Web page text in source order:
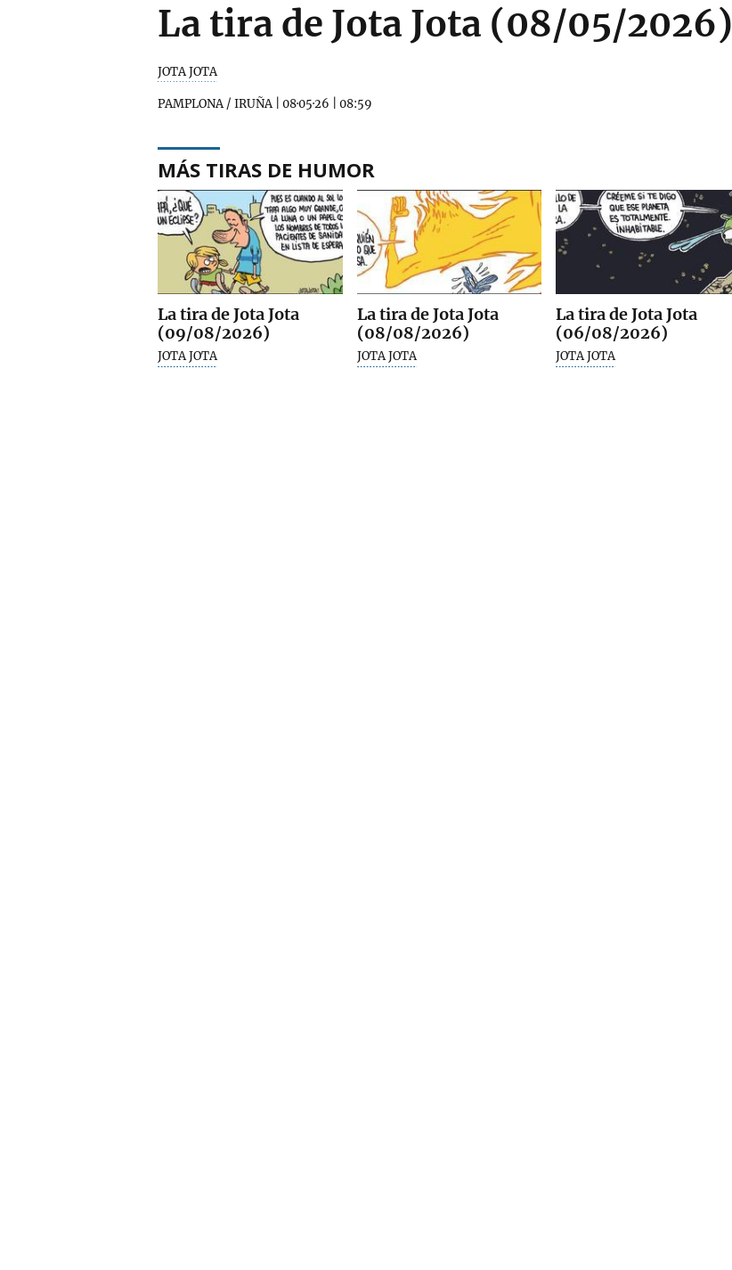
La tira de Jota Jota (08/05/2026)
JOTA JOTA
PAMPLONA / IRUÑA| 08·05·26 08:59
MÁS TIRAS DE HUMOR
La tira de Jota Jota
(09/08/2026)
JOTA JOTA
La tira de Jota Jota
(08/08/2026)
JOTA JOTA
La tira de Jota Jota
(06/08/2026)
JOTA JOTA